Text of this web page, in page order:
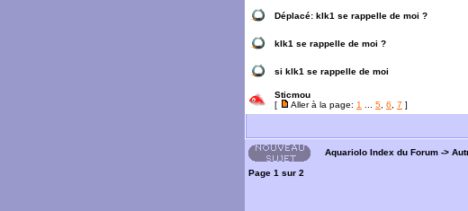
Déplacé: klk1 se rappelle de moi ?
klk1 se rappelle de moi ?
si klk1 se rappelle de moi
Sticmou
[
Aller à la page: 1 5 6 7 ]
Aquariolo Index du Forum ->
Page 1 sur 2